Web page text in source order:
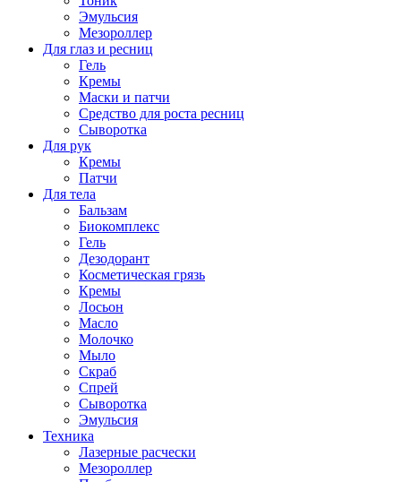
Эмульсия
Мезороллер
Для глаз и ресниц
Гель
Кремы
Маски и патчи
Средство для роста ресниц
Сыворотка
Для рук
Кремы
Патчи
Для тела
Бальзам
Биокомплекс
Гель
Дезодорант
Косметическая грязь
Кремы
Лосьон
Масло
Молочко
Мыло
Скраб
Спрей
Сыворотка
Эмульсия
Техника
Лазерные расчески
Мезороллер